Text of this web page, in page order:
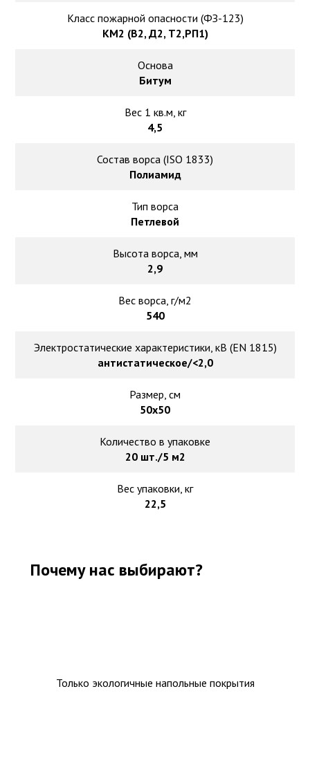
Класс пожарной опасности (ФЗ-123)
КМ2 (В2, Д2, Т2,РП1)
Основа
Битум
Вес 1 кв.м, кг
4,5
Состав ворса (ISO 1833)
Полиамид
Тип ворса
Петлевой
Высота ворса, мм
2,9
Вес ворса, г/м2
540
Электростатические характеристики, кВ (EN 1815)
антистатическое/<2,0
Размер, см
50х50
Количество в упаковке
20 шт./5 м2
Вес упаковки, кг
22,5
Почему нас выбирают?
Только экологичные напольные покрытия